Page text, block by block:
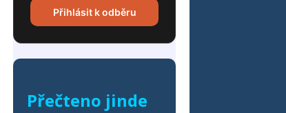
Přihlásit k odběru
Přečteno jinde